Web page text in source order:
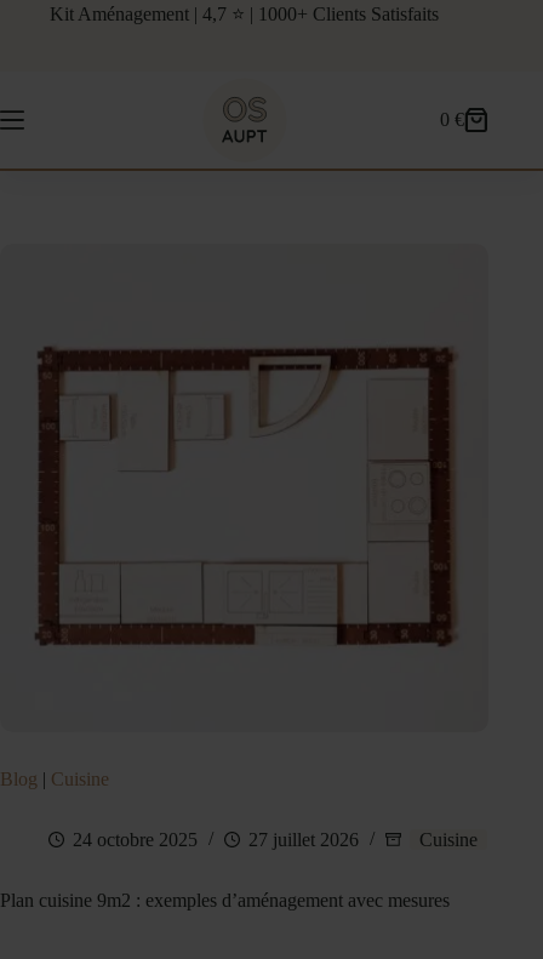
Kit Aménagement | 4,7 ⭐ | 1000+ Clients Satisfaits
Panier
0€
Blog | Cuisine
24 octobre 2025 27 juillet 2026 Cuisine
Plan cuisine 9m2 : exemples d’aménagement avec mesures